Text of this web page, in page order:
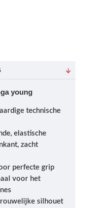
young
technische
elastische
zacht
perfecte grip
voor het
silhouet